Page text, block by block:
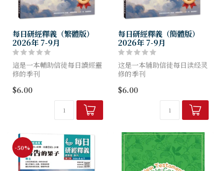
每日研經釋義（繁體版）
2026年 7-9月
這是一本輔助信徒每日讀經靈
修的季刊
理，
養成讀經習慣，突破靈修艱
$6.00
每日研經釋義（簡體版）
2026年 7-9月
这是一本辅助信徒每日读经灵
修的季刊
理，
养成读经习惯，突破灵修艰
$6.00
-50%